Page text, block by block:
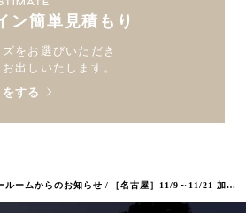
ルームからのお知らせ ［名古屋］11/9～11/21 加藤 令吉氏展覧会開催
ン簡単見積もり
をお選びいただき
出しいたします。
する